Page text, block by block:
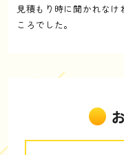
見積もり時に聞かれな
ころでした。